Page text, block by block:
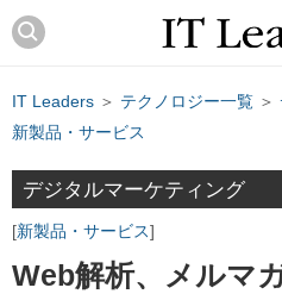
IT Leaders ＞ テクノロジー一覧 ＞
新製品・サービス
デジタルマーケティング
新製品・サービス
Web解析、メルマ